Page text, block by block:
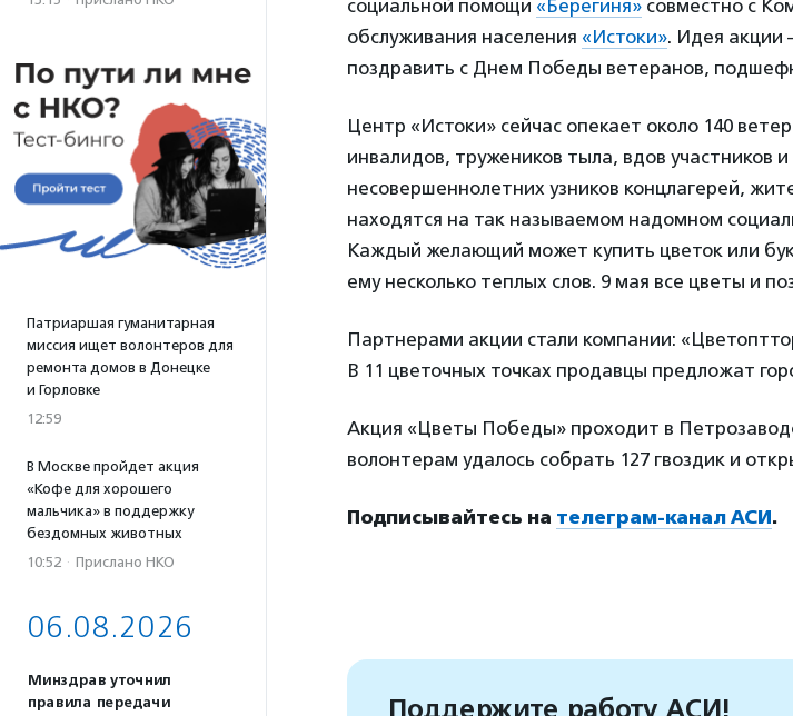
Патриаршая гуманитарная
миссия ищет волонтеров для
ремонта домов в Донецке
и Горловке
12:59
В Москве пройдет акция
«Кофе для хорошего
мальчика» в поддержку
бездомных животных
10:52 · Прислано НКО
06.08.2026
Минздрав уточнил
правила передачи
социальной помощи «Берегиня» совместно с
обслуживания населения «Истоки». Идея акции
поздравить с Днем Победы ветеранов,
Центр «Истоки» сейчас опекает около 140
инвалидов, тружеников тыла, вдов участников
несовершеннолетних узников концлагерей,
находятся на так называемом надомном
Каждый желающий может купить цветок или
ему несколько теплых слов. 9 мая все цветы и
Партнерами акции стали компании:
В 11 цветочных точках продавцы предложат
Акция «Цветы Победы» проходит в
волонтерам удалось собрать 127 гвоздик и
Подписывайтесь на телеграм-канал АСИ.
Поддержите работу АСИ!